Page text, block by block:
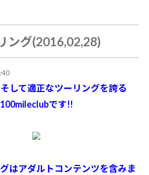
ング(2016,02,28)
して適正なツーリングを誇る
100mileclubです!!
はアダルトコンテンツを含みま